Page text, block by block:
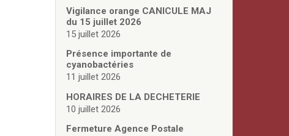
Vigilance orange CANICULE MAJ
du 15 juillet 2026
15 juillet 2026
Présence importante de
cyanobactéries
11 juillet 2026
HORAIRES DE LA DECHETERIE
10 juillet 2026
Fermeture Agence Postale